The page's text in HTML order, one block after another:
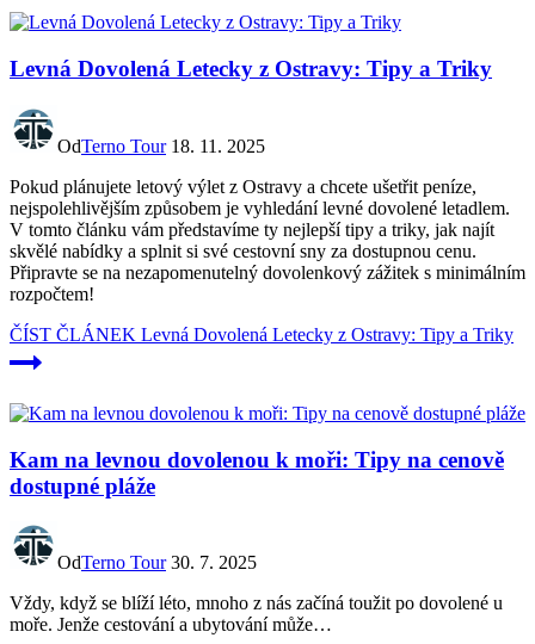
Levná Dovolená Letecky z Ostravy: Tipy a Triky
OdTerno Tour 18. 11. 2025
Pokud plánujete letový výlet z Ostravy a chcete ušetřit peníze,
nejspolehlivějším způsobem je vyhledání levné dovolené letadlem.
V tomto článku vám představíme ty nejlepší tipy a triky, jak najít
skvělé nabídky a splnit si své cestovní sny za dostupnou cenu.
Připravte se na nezapomenutelný dovolenkový zážitek s minimálním
rozpočtem!
ČÍST ČLÁNEK Levná Dovolená Letecky z Ostravy: Tipy a Triky
Kam na levnou dovolenou k moři: Tipy na cenově
dostupné pláže
OdTerno Tour 30. 7. 2025
Vždy, když se blíží léto, mnoho z‍ nás začíná toužit po dovolené u
moře. ‌Jenže‍ cestování a ubytování ⁤může…